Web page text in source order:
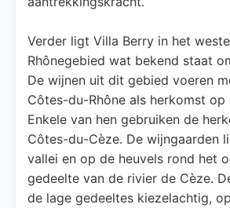
Verder ligt Villa Berry in het
Rhônegebied wat bekend staat
De wijnen uit dit gebied voeren
Côtes-du-Rhône als herkomst op
Enkele van hen gebruiken de
Côtes-du-Cèze. De wijngaarden
vallei en op de heuvels rond het
gedeelte van de rivier de Cèze.
de lage gedeeltes kiezelachtig,